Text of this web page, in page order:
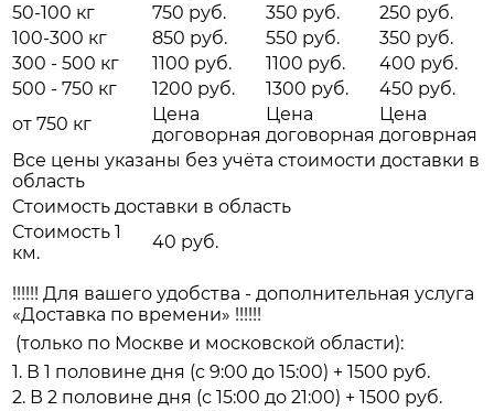
50-100 кг
750 руб. 350 руб.
250 руб.
100-300 кг
850 руб. 550 руб.
350 руб.
300 - 500 кг
1100 руб. 1100 руб.
400 руб.
500 - 750 кг
1200 руб. 1300 руб.
450 руб.
от 750 кг
Цена
договорная
Цена
договорная
Цена
договрная
Все цены указаны без учёта стоимости доставки в
область
Стоимость доставки в область
Стоимость 1
км.
40 руб.
!!!!!! Для вашего удобства - дополнительная услуга
«Доставка по времени» !!!!!!
(только по Москве и московской области):
1. В 1 половине дня (с 9:00 до 15:00) + 1500 руб.
2. В 2 половине дня (с 15:00 до 21:00) + 1500 руб.